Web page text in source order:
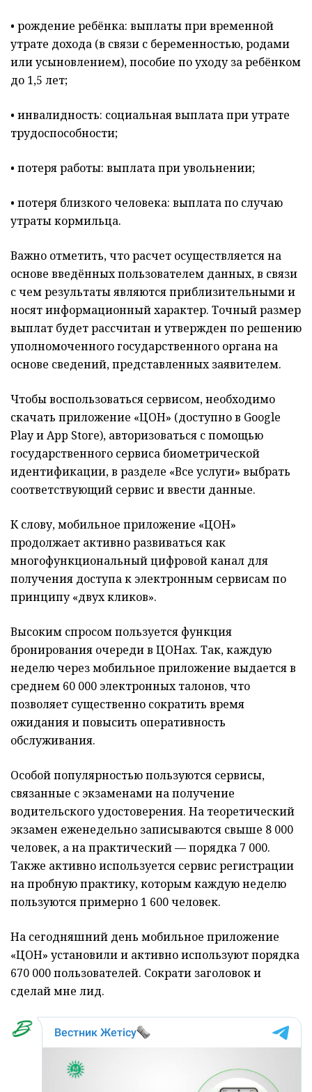
• рождение ребёнка: выплаты при временной
утрате дохода (в связи с беременностью, родами
или усыновлением), пособие по уходу за ребёнком
до 1,5 лет;
• инвалидность: социальная выплата при утрате
трудоспособности;
• потеря работы: выплата при увольнении;
• потеря близкого человека: выплата по случаю
утраты кормильца.
Важно отметить, что расчет осуществляется на
основе введённых пользователем данных, в связи
с чем результаты являются приблизительными и
носят информационный характер. Точный размер
выплат будет рассчитан и утвержден по решению
уполномоченного государственного органа на
основе сведений, представленных заявителем.
Чтобы воспользоваться сервисом, необходимо
скачать приложение «ЦОН» (доступно в Google
Play и App Store), авторизоваться с помощью
государственного сервиса биометрической
идентификации, в разделе «Все услуги» выбрать
соответствующий сервис и ввести данные.
К слову, мобильное приложение «ЦОН»
продолжает активно развиваться как
многофункциональный цифровой канал для
получения доступа к электронным сервисам по
принципу «двух кликов».
Высоким спросом пользуется функция
бронирования очереди в ЦОНах. Так, каждую
неделю через мобильное приложение выдается в
среднем 60 000 электронных талонов, что
позволяет существенно сократить время
ожидания и повысить оперативность
обслуживания.
Особой популярностью пользуются сервисы,
связанные с экзаменами на получение
водительского удостоверения. На теоретический
экзамен еженедельно записываются свыше 8 000
человек, а на практический — порядка 7 000.
Также активно используется сервис регистрации
на пробную практику, которым каждую неделю
пользуются примерно 1 600 человек.
На сегодняшний день мобильное приложение
«ЦОН» установили и активно используют порядка
670 000 пользователей. Сократи заголовок и
сделай мне лид.